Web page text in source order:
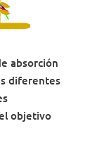
absorción
diferentes
objetivo